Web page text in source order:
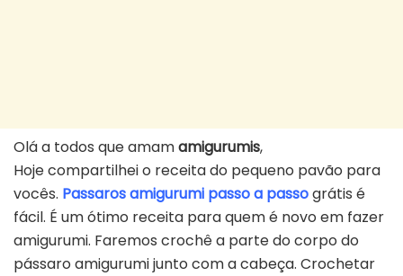
Olá a todos que amamamigurumis,
Hoje compartilhei o receita do pequeno pavão para
vocês. Passaros amigurumi passo a passográtis é
fácil. É um ótimo receita para quem é novo em fazer
amigurumi. Faremos crochê a parte do corpo do
pássaro amigurumi junto com a cabeça. Crochetar